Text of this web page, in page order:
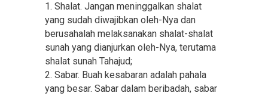
1. Shalat. Jangan meninggalkan shalat
yang sudah diwajibkan oleh-Nya dan
berusahalah melaksanakan shalat-shalat
sunah yang dianjurkan oleh-Nya, terutama
shalat sunah Tahajud;
2. Sabar. Buah kesabaran adalah pahala
yang besar. Sabar dalam beribadah, sabar